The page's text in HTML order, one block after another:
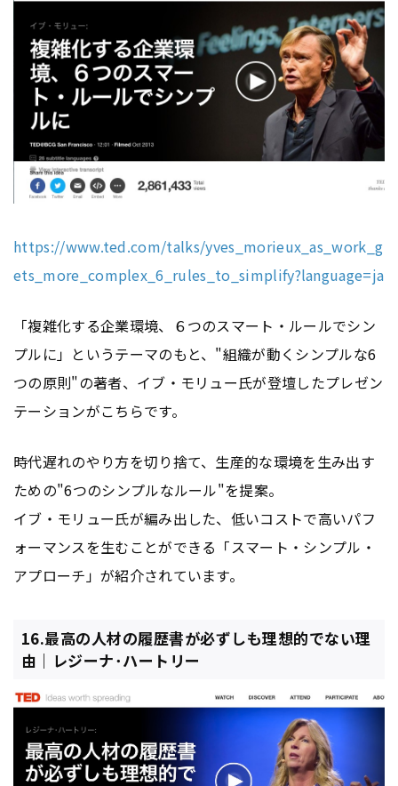
https://www.ted.com/talks/yves_morieux_as_work_g
ets_more_complex_6_rules_to_simplify?language=ja
「複雑化する企業環境、６つのスマート・ルールでシン
プルに」というテーマのもと、"組織が動くシンプルな6
つの原則"の著者、イブ・モリュー氏が登壇したプレゼン
テーションがこちらです。
時代遅れのやり方を切り捨て、生産的な環境を生み出す
ための"6つのシンプルなルール"を提案。
イブ・モリュー氏が編み出した、低いコストで高いパフ
ォーマンスを生むことができる「スマート・シンプル・
アプローチ」が紹介されています。
16.最高の人材の履歴書が必ずしも理想的でない理
由｜レジーナ･ハートリー